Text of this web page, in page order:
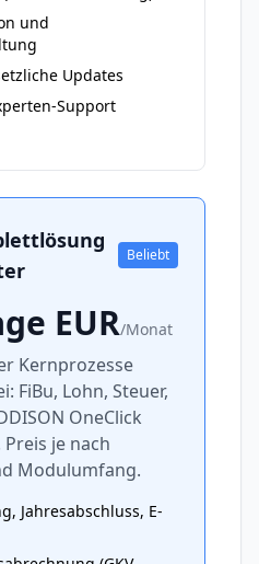
und
Updates
Support
Beliebt
EUR/Monat
Kernprozesse
FiBu, Lohn, Steuer,
OneClick
je nach
Modulumfang.
Jahresabschluss, E-